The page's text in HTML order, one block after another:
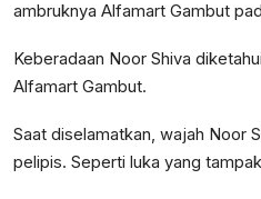
ambruknya Alfamart Gambut
Keberadaan Noor Shiva
Alfamart Gambut.
Saat diselamatkan, wajah Noor
pelipis. Seperti luka yang